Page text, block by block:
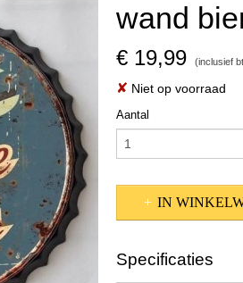
wand
€ 19,99 (inclusief
✘ Niet op voorraad
Aantal
IN
Specificaties